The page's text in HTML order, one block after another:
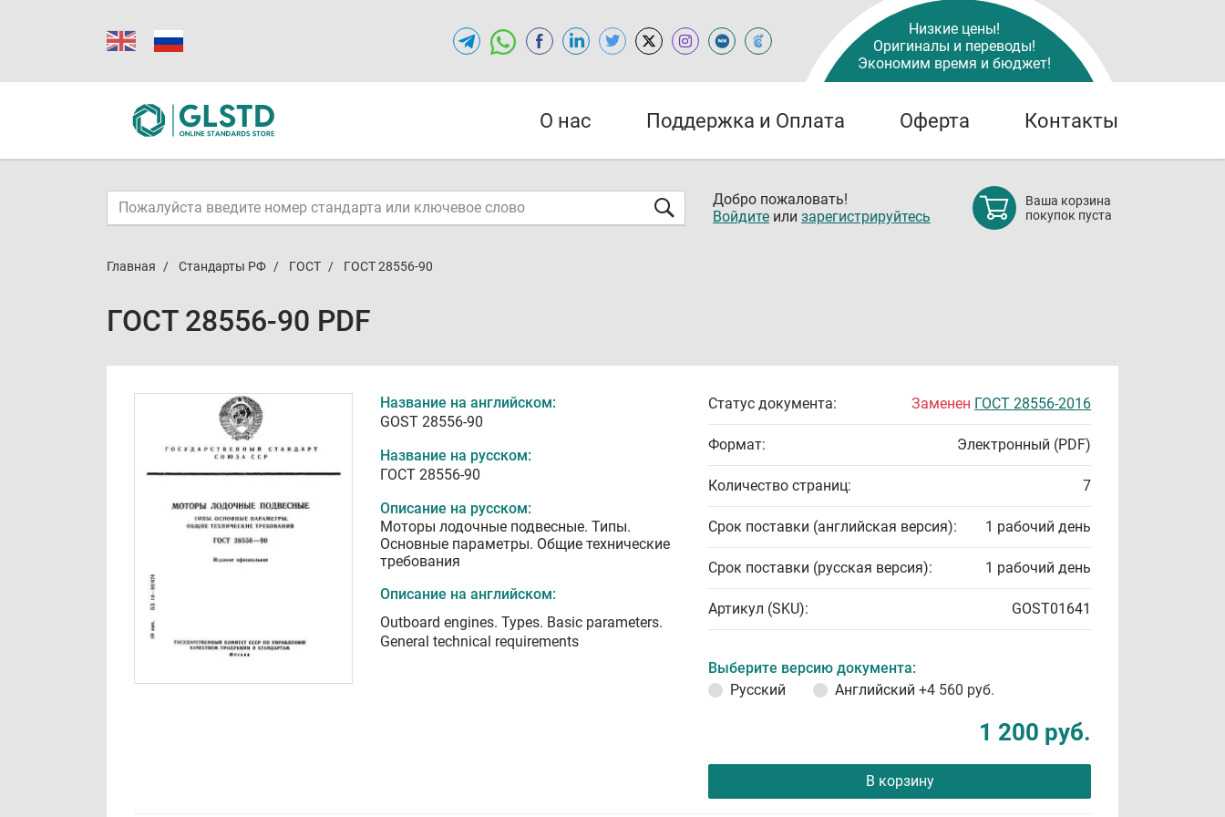
Низкие цены!
Оригиналы и переводы!
Экономим время и бюджет!
О нас Поддержка и Оплата Оферта Контакты
Добро пожаловать!
Войдите или зарегистрируйтесь
Ваша корзина
покупок пуста
Главная Стандарты РФ ГОСТ ГОСТ 28556-90
ГОСТ 28556-90 PDF
Название на английском:
GOST 28556-90
Название на русском:
ГОСТ 28556-90
Описание на русском:
Моторы лодочные подвесные. Типы.
Основные параметры. Общие технические
требования
Описание на английском:
Outboard engines. Types. Basic parameters.
General technical requirements
Статус документа: Заменен ГОСТ 28556-2016
Формат: Электронный (PDF)
Количество страниц: 7
Срок поставки (английская версия): 1 рабочий день
Срок поставки (русская версия): 1 рабочий день
Артикул (SKU): GOST01641
Выберите версию документа:
Русский
Английский +4 560 руб.
1 200 руб.
В корзину